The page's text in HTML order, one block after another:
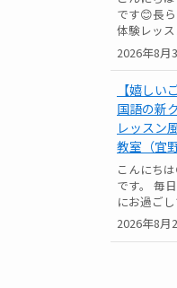
2026年8月
です😊長
体験レッ
【嬉し
国語の新
レッスン
教室（宜
2026年8月
こんにち
です。 毎
にお過ご